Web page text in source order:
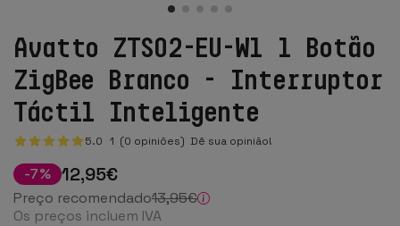
Avatto ZTS02-EU-W1 1 Botão
ZigBee Branco - Interruptor
Táctil Inteligente
5.0 1 (0 opiniões) Dê sua opinião!
-7% 12,95€
Preço recomendado13,95€
Os preços incluem IVA